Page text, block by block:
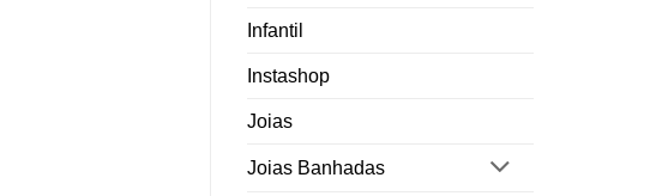
Infantil
Instashop
Joias
Joias Banhadas